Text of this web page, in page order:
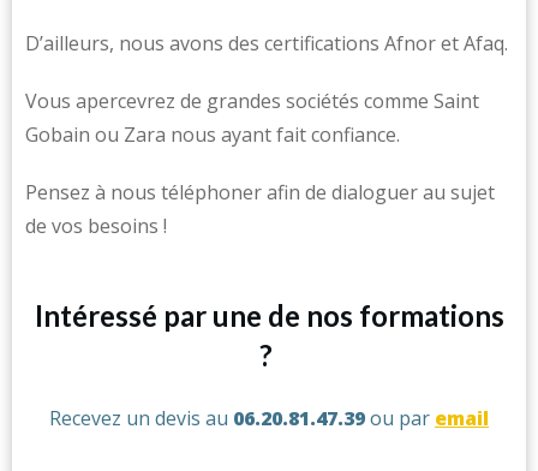
D’ailleurs, nous avons des certifications Afnor et Afaq.
Vous apercevrez de grandes sociétés comme Saint
Gobain ou Zara nous ayant fait confiance.
Pensez à nous téléphoner afin de dialoguer au sujet
de vos besoins !
Intéressé par une de nos formations
?
Recevez un devis au 06.20.81.47.39ou par email